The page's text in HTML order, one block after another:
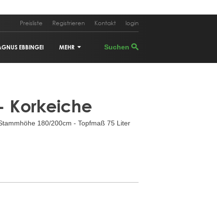
Preisliste Registrieren Kontakt login
EBBINGEI MEHR
CUPRESSUS SEMPERVIRENS
Korkeiche
180/200cm - Topfmaß 75 Liter